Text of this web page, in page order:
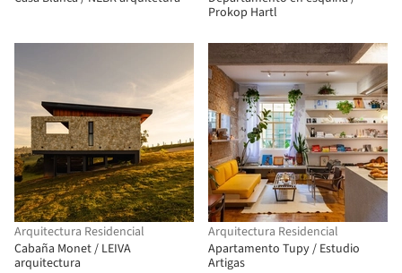
Prokop Hartl
Arquitectura Residencial
Cabaña Monet / LEIVA
arquitectura
Arquitectura Residencial
Apartamento Tupy / Estudio
Artigas